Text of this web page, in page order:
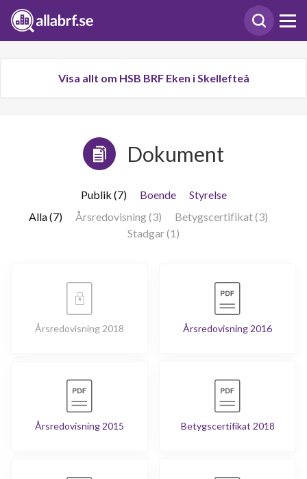
Visa allt om HSB BRF Eken i Skellefteå
Dokument
Publik (7) Boende
Styrelse
Alla (7)
Årsredovisning (3)
Betygscertifikat (3)
Stadgar (1)
Årsredovisning 2018 Årsredovisning 2016
Årsredovisning 2015 Betygscertifikat 2018